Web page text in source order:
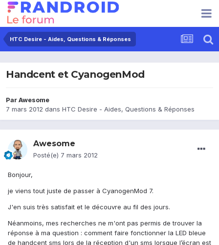
HTC Desire - Aides, Questions & Réponses
Handcent et CyanogenMod
ParAwesome
7 mars 2012 dans HTC Desire - Aides, Questions & Réponses
Awesome
Posté(e) 7 mars 2012
Bonjour,
je viens tout juste de passer à CyanogenMod 7.
J'en suis très satisfait et le découvre au fil des jours.
Néanmoins, mes recherches ne m'ont pas permis de trouver la
réponse à ma question : comment faire fonctionner la LED bleue
de handcent sms lors de la réception d'un sms lorsque l’écran est